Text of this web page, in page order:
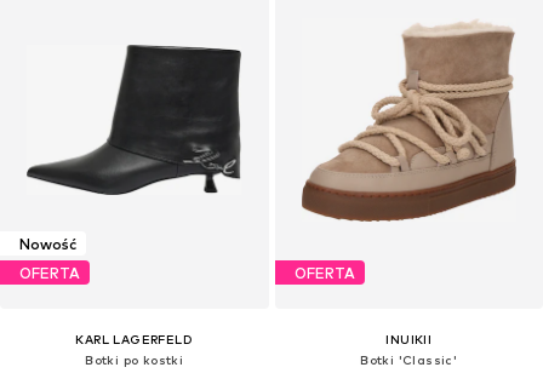
Nowość
OFERTA
KARL LAGERFELD
Botki po kostki
OFERTA
INUIKII
Botki 'Classic'